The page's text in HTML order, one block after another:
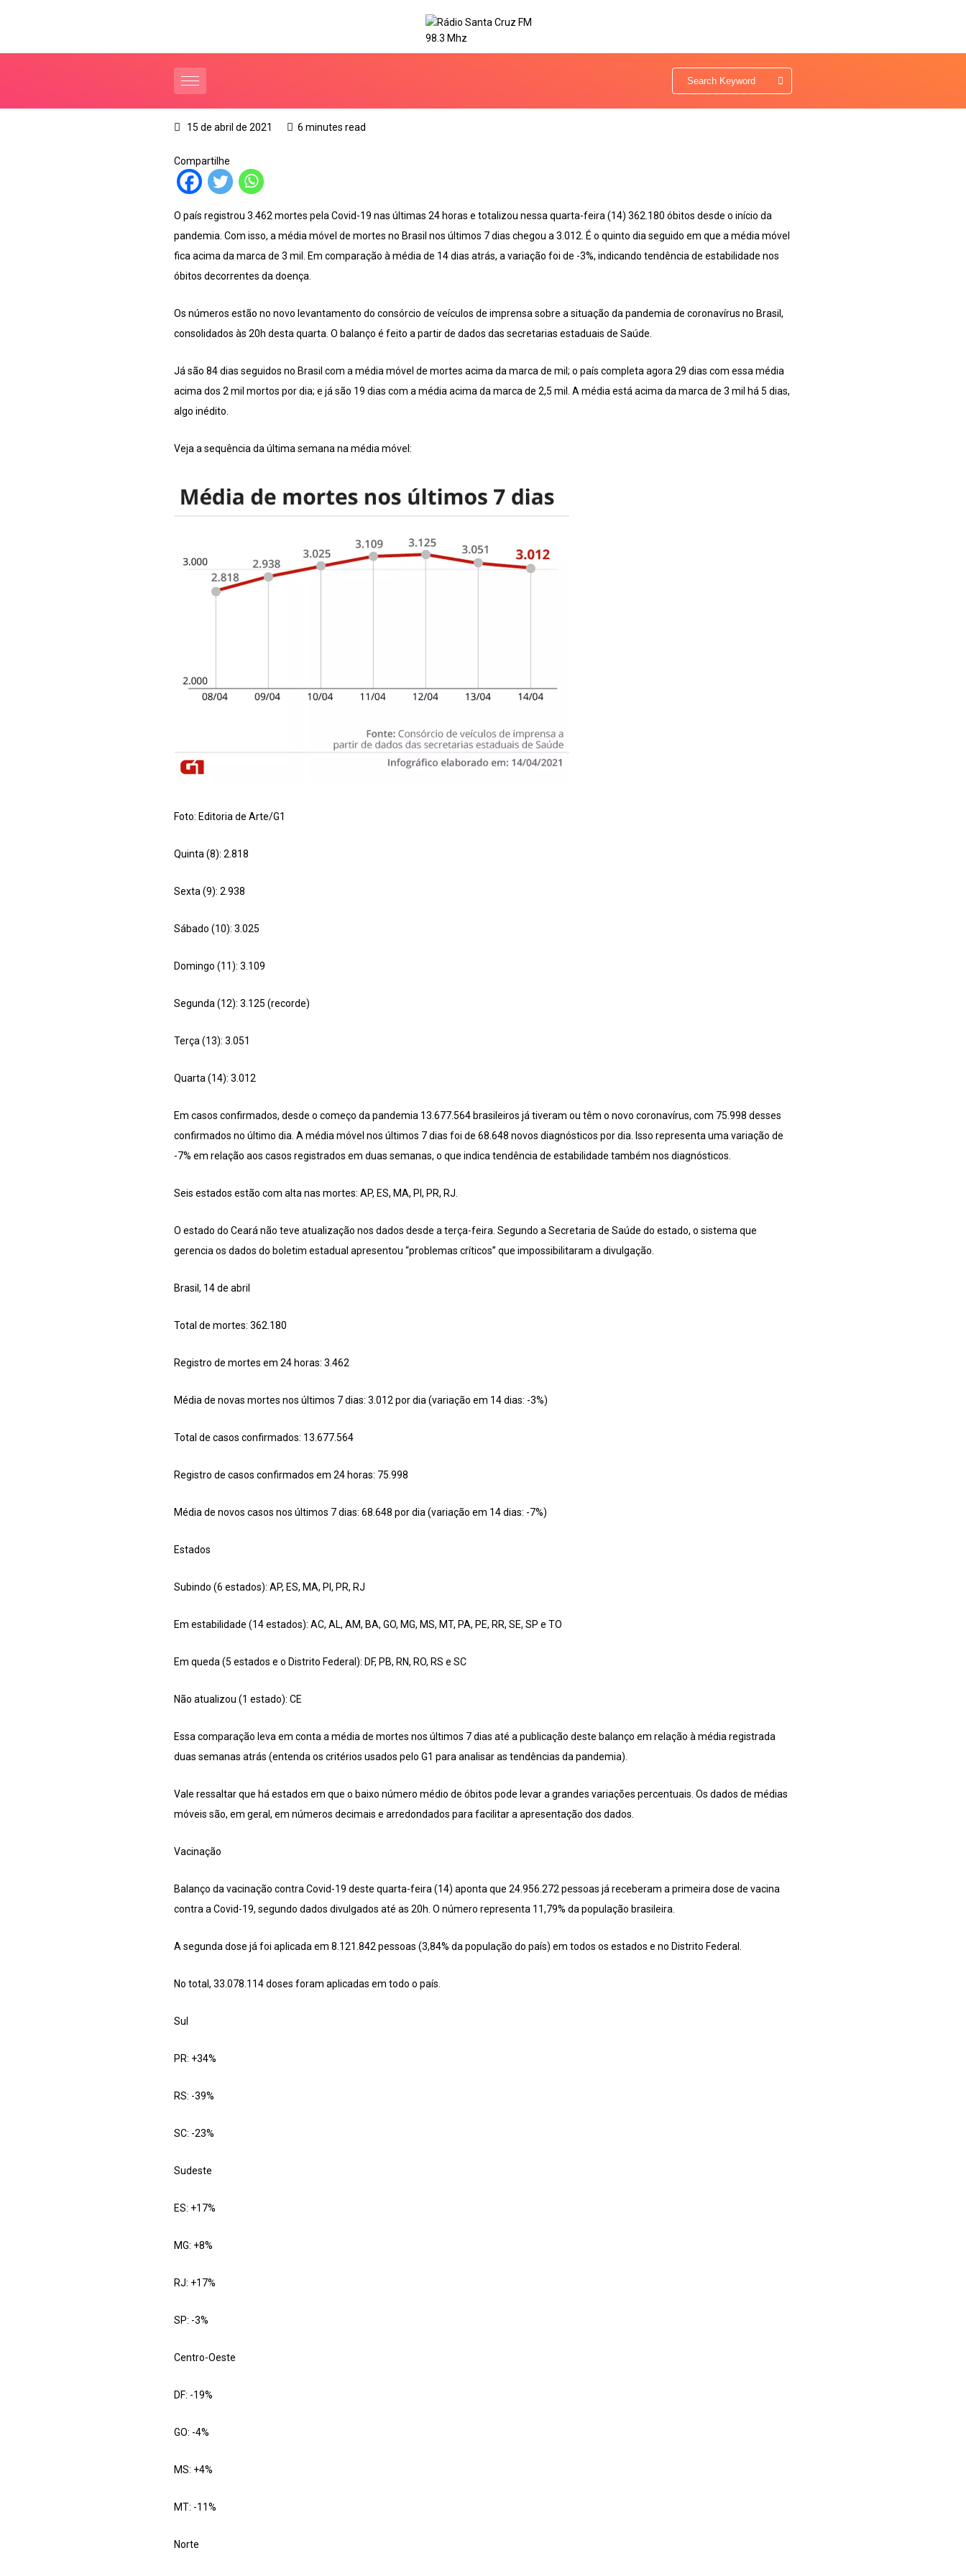
15 de abril de 2021 6 minutes read
Compartilhe
O país registrou 3.462 mortes pela Covid-19 nas últimas 24 horas e totalizou nessa quarta-feira (14) 362.180 óbitos desde o início da
pandemia. Com isso, a média móvel de mortes no Brasil nos últimos 7 dias chegou a 3.012. É o quinto dia seguido em que a média móvel
fica acima da marca de 3 mil. Em comparação à média de 14 dias atrás, a variação foi de -3%, indicando tendência de estabilidade nos
óbitos decorrentes da doença.
Os números estão no novo levantamento do consórcio de veículos de imprensa sobre a situação da pandemia de coronavírus no Brasil,
consolidados às 20h desta quarta. O balanço é feito a partir de dados das secretarias estaduais de Saúde.
Já são 84 dias seguidos no Brasil com a média móvel de mortes acima da marca de mil; o país completa agora 29 dias com essa média
acima dos 2 mil mortos por dia; e já são 19 dias com a média acima da marca de 2,5 mil. A média está acima da marca de 3 mil há 5 dias,
algo inédito.
Veja a sequência da última semana na média móvel:
Foto: Editoria de Arte/G1
Quinta (8): 2.818
Sexta (9): 2.938
Sábado (10): 3.025
Domingo (11): 3.109
Segunda (12): 3.125 (recorde)
Terça (13): 3.051
Quarta (14): 3.012
Em casos confirmados, desde o começo da pandemia 13.677.564 brasileiros já tiveram ou têm o novo coronavírus, com 75.998 desses
confirmados no último dia. A média móvel nos últimos 7 dias foi de 68.648 novos diagnósticos por dia. Isso representa uma variação de
-7% em relação aos casos registrados em duas semanas, o que indica tendência de estabilidade também nos diagnósticos.
Seis estados estão com alta nas mortes: AP, ES, MA, PI, PR, RJ.
O estado do Ceará não teve atualização nos dados desde a terça-feira. Segundo a Secretaria de Saúde do estado, o sistema que
gerencia os dados do boletim estadual apresentou “problemas críticos” que impossibilitaram a divulgação.
Brasil, 14 de abril
Total de mortes: 362.180
Registro de mortes em 24 horas: 3.462
Média de novas mortes nos últimos 7 dias: 3.012 por dia (variação em 14 dias: -3%)
Total de casos confirmados: 13.677.564
Registro de casos confirmados em 24 horas: 75.998
Média de novos casos nos últimos 7 dias: 68.648 por dia (variação em 14 dias: -7%)
Estados
Subindo (6 estados): AP, ES, MA, PI, PR, RJ
Em estabilidade (14 estados): AC, AL, AM, BA, GO, MG, MS, MT, PA, PE, RR, SE, SP e TO
Em queda (5 estados e o Distrito Federal): DF, PB, RN, RO, RS e SC
Não atualizou (1 estado): CE
Essa comparação leva em conta a média de mortes nos últimos 7 dias até a publicação deste balanço em relação à média registrada
duas semanas atrás (entenda os critérios usados pelo G1 para analisar as tendências da pandemia).
Vale ressaltar que há estados em que o baixo número médio de óbitos pode levar a grandes variações percentuais. Os dados de médias
móveis são, em geral, em números decimais e arredondados para facilitar a apresentação dos dados.
Vacinação
Balanço da vacinação contra Covid-19 deste quarta-feira (14) aponta que 24.956.272 pessoas já receberam a primeira dose de vacina
contra a Covid-19, segundo dados divulgados até as 20h. O número representa 11,79% da população brasileira.
A segunda dose já foi aplicada em 8.121.842 pessoas (3,84% da população do país) em todos os estados e no Distrito Federal.
No total, 33.078.114 doses foram aplicadas em todo o país.
Sul
PR: +34%
RS: -39%
SC: -23%
Sudeste
ES: +17%
MG: +8%
RJ: +17%
SP: -3%
Centro-Oeste
DF: -19%
GO: -4%
MS: +4%
MT: -11%
Norte